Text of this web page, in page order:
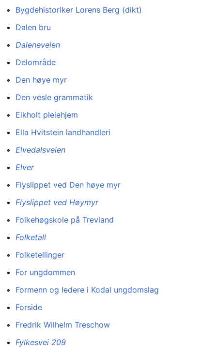
Bygdehistoriker Lorens Berg (dikt)
Dalen bru
Daleneveien
Delområde
Den høye myr
Den vesle grammatik
Eikholt pleiehjem
Ella Hvitstein landhandleri
Elvedalsveien
Elver
Flyslippet ved Den høye myr
Flyslippet ved Høymyr
Folkehøgskole på Trevland
Folketall
Folketellinger
For ungdommen
Formenn og ledere i Kodal ungdomslag
Forside
Fredrik Wilhelm Treschow
Fylkesvei 209